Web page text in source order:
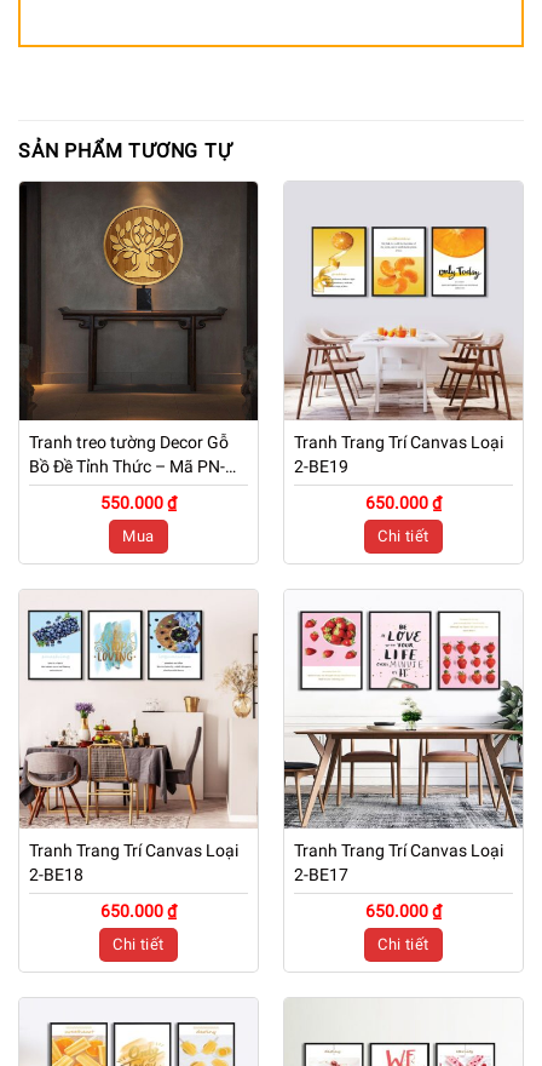
SẢN PHẨM TƯƠNG TỰ
Tranh treo tường Decor Gỗ
Bồ Đề Tỉnh Thức – Mã PN-
TG01
550.000 ₫
Mua
Tranh Trang Trí Canvas Loại
2-BE19
650.000 ₫
Chi tiết
Tranh Trang Trí Canvas Loại
2-BE18
650.000 ₫
Chi tiết
Tranh Trang Trí Canvas Loại
2-BE17
650.000 ₫
Chi tiết